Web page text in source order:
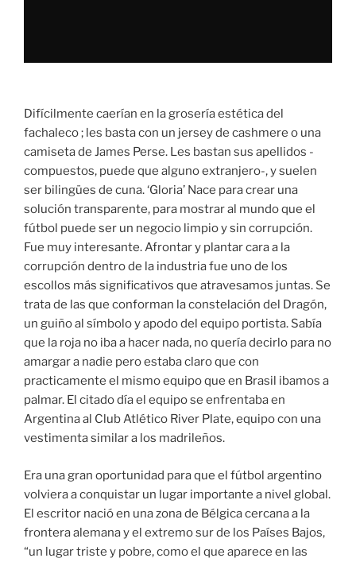
Difícilmente caerían en la grosería estética del
fachaleco ; les basta con un jersey de cashmere o una
camiseta de James Perse. Les bastan sus apellidos -
compuestos, puede que alguno extranjero-, y suelen
ser bilingües de cuna. ‘Gloria’ Nace para crear una
solución transparente, para mostrar al mundo que el
fútbol puede ser un negocio limpio y sin corrupción.
Fue muy interesante. Afrontar y plantar cara a la
corrupción dentro de la industria fue uno de los
escollos más significativos que atravesamos juntas. Se
trata de las que conforman la constelación del Dragón,
un guiño al símbolo y apodo del equipo portista. Sabía
que la roja no iba a hacer nada, no quería decirlo para no
amargar a nadie pero estaba claro que con
practicamente el mismo equipo que en Brasil ibamos a
palmar. El citado día el equipo se enfrentaba en
Argentina al Club Atlético River Plate, equipo con una
vestimenta similar a los madrileños.
Era una gran oportunidad para que el fútbol argentino
volviera a conquistar un lugar importante a nivel global.
El escritor nació en una zona de Bélgica cercana a la
frontera alemana y el extremo sur de los Países Bajos,
“un lugar triste y pobre, como el que aparece en las